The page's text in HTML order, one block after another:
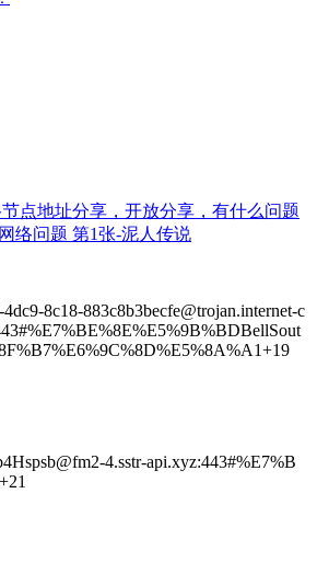
8c18-883c8b3becfe@trojan.internet-c
4.sstr-api.xyz:443#%E7%B